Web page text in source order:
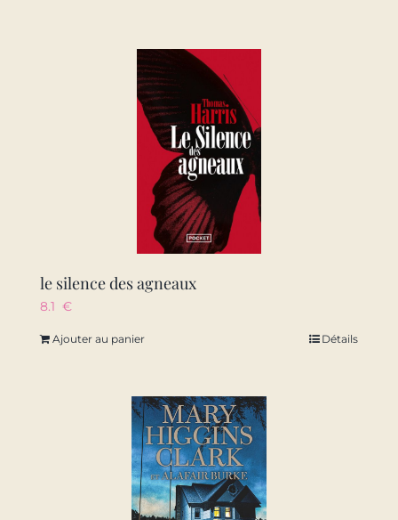
le silence des agneaux
8.1 €
Ajouter au panier Détails